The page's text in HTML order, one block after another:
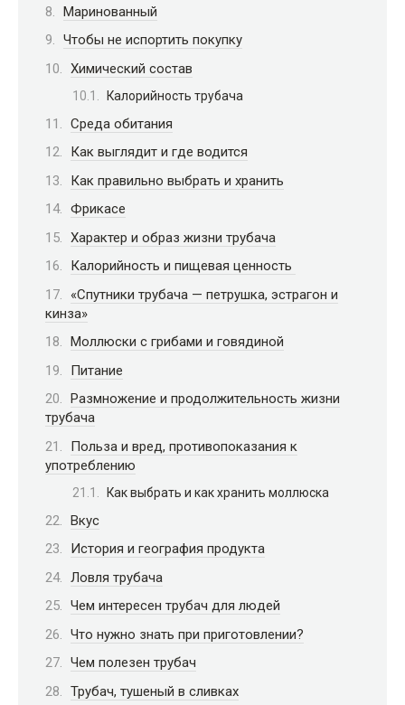
Маринованный
Чтобы не испортить покупку
Химический состав
Калорийность трубача
Среда обитания
Как выглядит и где водится
Как правильно выбрать и хранить
Фрикасе
Характер и образ жизни трубача
Калорийность и пищевая ценность
«Спутники трубача — петрушка, эстрагон и
кинза»
Моллюски с грибами и говядиной
Питание
Размножение и продолжительность жизни
трубача
Польза и вред, противопоказания к
употреблению
Как выбрать и как хранить моллюска
Вкус
История и география продукта
Ловля трубача
Чем интересен трубач для людей
Что нужно знать при приготовлении?
Чем полезен трубач
Трубач, тушеный в сливках